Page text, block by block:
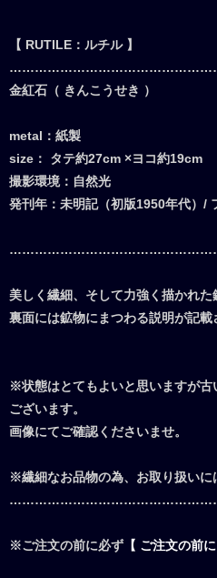
【 RUTILE：ルチル 】
金紅石（ きんこうせき ）
metal：紙製
size： タテ約27cm ×ヨコ約19cm
撮影環境：自然光
発刊年：未明記（初版1950年代）/
美しく繊細、そして力強く描かれた
裏面には鉱物にまつわる説明が記載
※状態はとてもよいと思いますが
ございます。
画像にてご確認くださいませ。
※繊細なお品物の為、お取り扱いに
※ご注文の前に必ず 【 ご注文の前